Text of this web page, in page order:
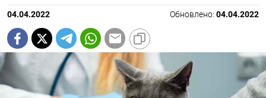
04.04.2022 Обновлено: 04.04.2022